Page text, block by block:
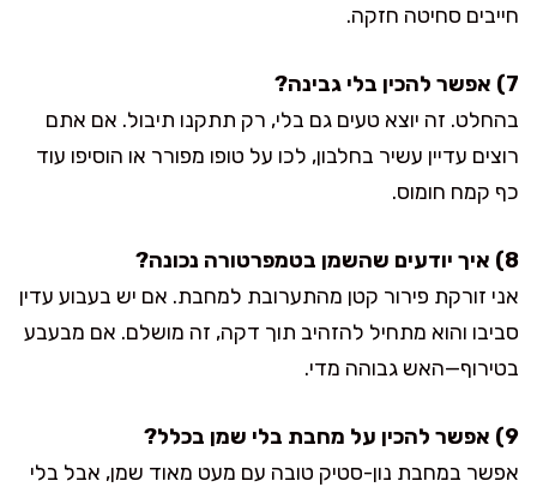
חייבים סחיטה חזקה.
7) אפשר להכין בלי גבינה?
בהחלט. זה יוצא טעים גם בלי, רק תתקנו תיבול. אם אתם
רוצים עדיין עשיר בחלבון, לכו על טופו מפורר או הוסיפו עוד
כף קמח חומוס.
8) איך יודעים שהשמן בטמפרטורה נכונה?
אני זורקת פירור קטן מהתערובת למחבת. אם יש בעבוע עדין
סביבו והוא מתחיל להזהיב תוך דקה, זה מושלם. אם מבעבע
בטירוף—האש גבוהה מדי.
9) אפשר להכין על מחבת בלי שמן בכלל?
אפשר במחבת נון-סטיק טובה עם מעט מאוד שמן, אבל בלי